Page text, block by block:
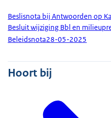
Beslisnota bij Antwoorden op
Besluit wijziging Bbl en
Beleidsnota28-05-2025
Hoort bij